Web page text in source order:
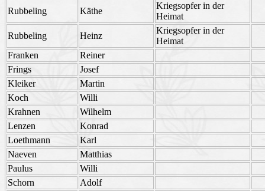
Rubbeling
Käthe
Kriegsopfer in der
Heimat
Rubbeling
Heinz
Kriegsopfer in der
Heimat
Franken
Reiner
Frings
Josef
Kleiker
Martin
Koch
Willi
Krahnen
Wilhelm
Lenzen
Konrad
Loethmann
Karl
Naeven
Matthias
Paulus
Willi
Schorn
Adolf